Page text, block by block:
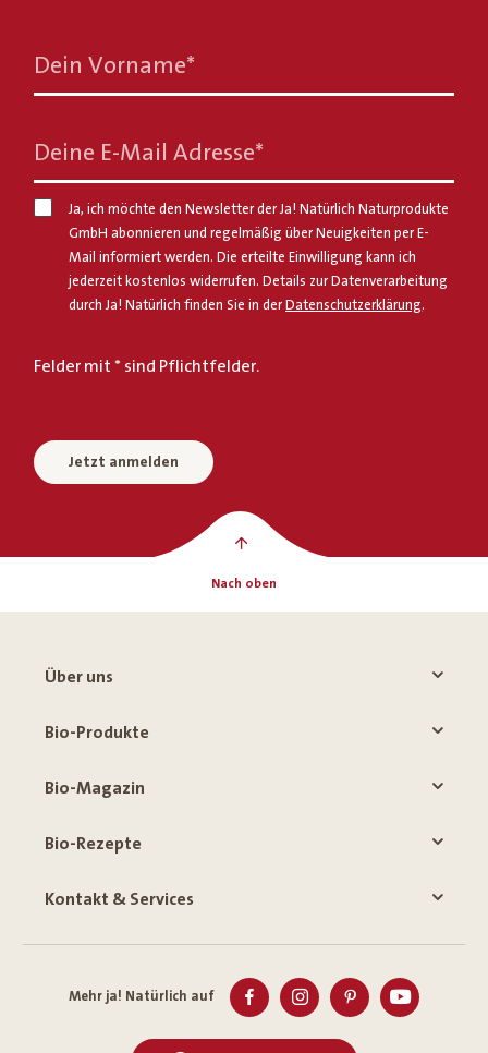
Dein Vorname*
Deine E-Mail Adresse*
Ja, ich möchte den Newsletter der Ja! Natürlich Naturprodukte
GmbH abonnieren und regelmäßig über Neuigkeiten per E-
Mail informiert werden. Die erteilte Einwilligung kann ich
jederzeit kostenlos widerrufen. Details zur Datenverarbeitung
durch Ja! Natürlich finden Sie in derDatenschutzerklärung.
Felder mit * sind Pflichtfelder.
Jetzt anmelden
Nach oben
Über uns
Bio-Produkte
Bio-Magazin
Bio-Rezepte
Kontakt & Services
Mehr ja! Natürlich auf